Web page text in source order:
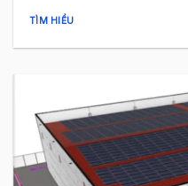
TÌM HIỂU